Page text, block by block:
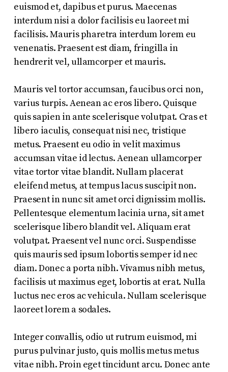
euismod et, dapibus et purus. Maecenas
interdum nisi a dolor facilisis eu laoreet mi
facilisis. Mauris pharetra interdum lorem eu
venenatis. Praesent est diam, fringilla in
hendrerit vel, ullamcorper et mauris.
Mauris vel tortor accumsan, faucibus orci non,
varius turpis. Aenean ac eros libero. Quisque
quis sapien in ante scelerisque volutpat. Cras et
libero iaculis, consequat nisi nec, tristique
metus. Praesent eu odio in velit maximus
accumsan vitae id lectus. Aenean ullamcorper
vitae tortor vitae blandit. Nullam placerat
eleifend metus, at tempus lacus suscipit non.
Praesent in nunc sit amet orci dignissim mollis.
Pellentesque elementum lacinia urna, sit amet
scelerisque libero blandit vel. Aliquam erat
volutpat. Praesent vel nunc orci. Suspendisse
quis mauris sed ipsum lobortis semper id nec
diam. Donec a porta nibh. Vivamus nibh metus,
facilisis ut maximus eget, lobortis at erat. Nulla
luctus nec eros ac vehicula. Nullam scelerisque
laoreet lorem a sodales.
Integer convallis, odio ut rutrum euismod, mi
purus pulvinar justo, quis mollis metus metus
vitae nibh. Proin eget tincidunt arcu. Donec ante